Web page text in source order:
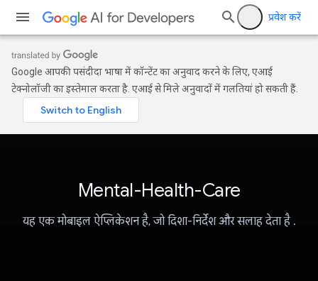
प्रवेश करें
Google आपकी पसंदीदा भाषा में कॉन्टेंट का अनुवाद करने के लिए, एआई
टेक्नोलॉजी का इस्तेमाल करता है. एआई से मिले अनुवादों में गलतियां हो सकती हैं.
Mental-Health-Care
यह एक मोबाइल ऐप्लिकेशन है, जो दिशा-निर्देश और सलाह देता है .